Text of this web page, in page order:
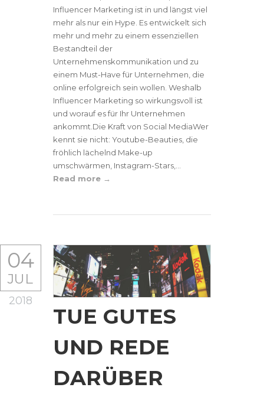
Influencer Marketing ist in und längst viel
mehr als nur ein Hype. Es entwickelt sich
mehr und mehr zu einem essenziellen
Bestandteil der
Unternehmenskommunikation und zu
einem Must-Have für Unternehmen, die
online erfolgreich sein wollen. Weshalb
Influencer Marketing so wirkungsvoll ist
und worauf es für Ihr Unternehmen
ankommt.Die Kraft von Social MediaWer
kennt sie nicht: Youtube-Beauties, die
fröhlich lächelnd Make-up
umschwärmen, Instagram-Stars,...
Read more
04
JUL
2018
TUE GUTES
UND REDE
DARÜBER